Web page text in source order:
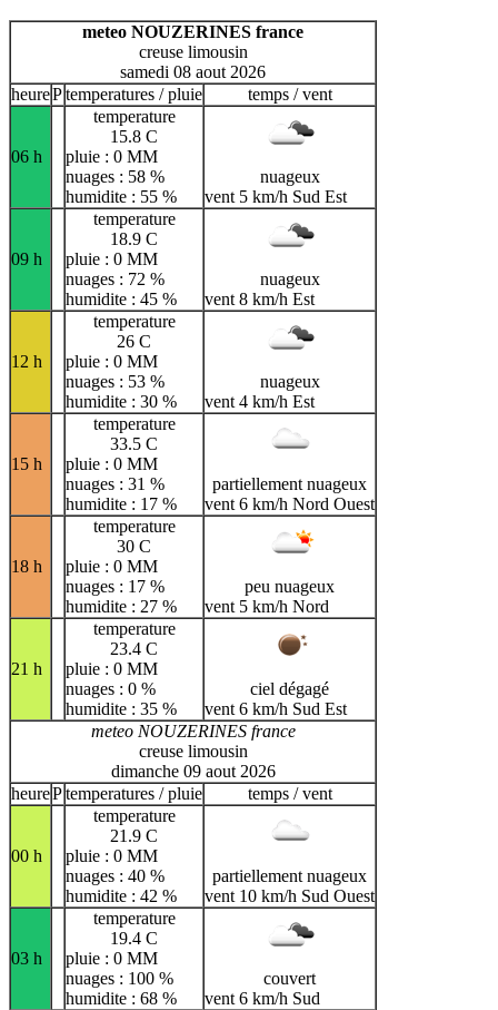
meteo NOUZERINES france
creuse limousin
samedi 08 aout 2026
heurePtemperatures / pluie temps / vent
06 h
temperature
15.8 C
pluie : 0 MM
nuages : 58 %
humidite : 55 %
nuageux
vent 5 km/h Sud Est
09 h
temperature
18.9 C
pluie : 0 MM
nuages : 72 %
humidite : 45 %
nuageux
vent 8 km/h Est
12 h
temperature
26 C
pluie : 0 MM
nuages : 53 %
humidite : 30 %
nuageux
vent 4 km/h Est
15 h
temperature
33.5 C
pluie : 0 MM
nuages : 31 %
humidite : 17 %
partiellement nuageux
vent 6 km/h Nord Ouest
18 h
temperature
30 C
pluie : 0 MM
nuages : 17 %
humidite : 27 %
peu nuageux
vent 5 km/h Nord
21 h
temperature
23.4 C
pluie : 0 MM
nuages : 0 %
humidite : 35 %
ciel dégagé
vent 6 km/h Sud Est
meteo NOUZERINES france
creuse limousin
dimanche 09 aout 2026
heurePtemperatures / pluie temps / vent
00 h
temperature
21.9 C
pluie : 0 MM
nuages : 40 %
humidite : 42 %
partiellement nuageux
vent 10 km/h Sud Ouest
03 h
temperature
19.4 C
pluie : 0 MM
nuages : 100 %
humidite : 68 %
couvert
vent 6 km/h Sud